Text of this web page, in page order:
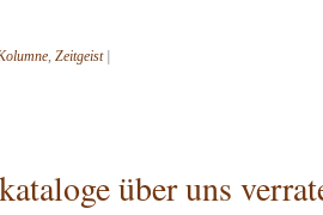
, Zeitgeist
über uns